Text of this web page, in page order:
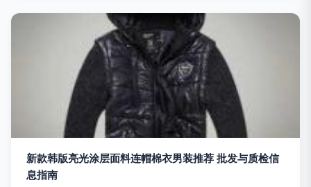
新款韩版亮光涂层面料连帽棉衣男装推荐 批发与质检信
息指南